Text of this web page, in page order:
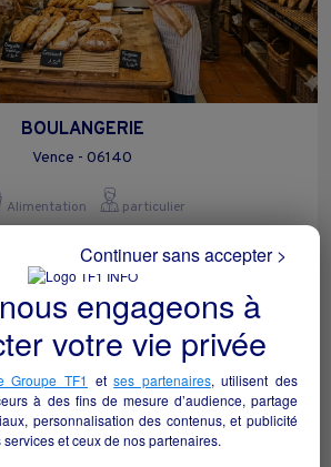
BOULANGERIE
Vence - 06140
Alimentation particulier
engageons à
votre vie privée
Groupe TF1 etses partenaires, utilisent des
à des fins de mesure d’audience, partage
personnalisation des contenus, et publicité
et ceux de nos partenaires.
Continuer sans accepter >